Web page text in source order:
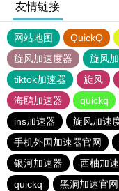
友情链接
网站地图 QuickQ
旋风加速度器
旋风
tiktok加速器
旋风
海鸥加速器
quickq
ins加速器
旋风加速
手机外国加速器官网
银河加速器
西柚加
quickq
黑洞加速官网